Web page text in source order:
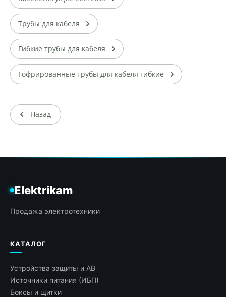
Трубы для кабеля
Гибкие трубы для кабеля
Гофрированные трубы для кабеля гибкие
Назад
Elektrikam
Продажа электротехники
КАТАЛОГ
Устройства защиты и АВ
Источники питания (ИБП)
Боксы и щитки